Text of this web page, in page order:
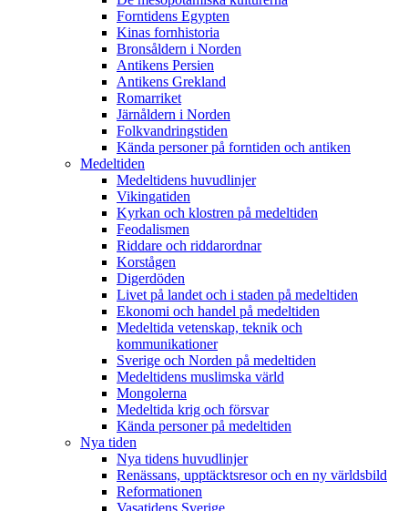
Forntidens Egypten
Kinas fornhistoria
Bronsåldern i Norden
Antikens Persien
Antikens Grekland
Romarriket
Järnåldern i Norden
Folkvandringstiden
Kända personer på forntiden och antiken
Medeltiden
Medeltidens huvudlinjer
Vikingatiden
Kyrkan och klostren på medeltiden
Feodalismen
Riddare och riddarordnar
Korstågen
Digerdöden
Livet på landet och i staden på medeltiden
Ekonomi och handel på medeltiden
Medeltida vetenskap, teknik och
kommunikationer
Sverige och Norden på medeltiden
Medeltidens muslimska värld
Mongolerna
Medeltida krig och försvar
Kända personer på medeltiden
Nya tiden
Nya tidens huvudlinjer
Renässans, upptäcktsresor och en ny världsbild
Reformationen
Vasatidens Sverige